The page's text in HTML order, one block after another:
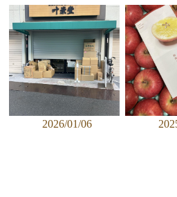
2026/01/06